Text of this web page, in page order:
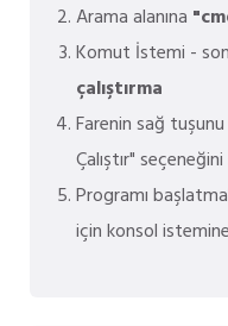
Arama alanına
Komut İstemi -
çalıştırma
Farenin sağ
Çalıştır"
Programı
için konsol istemine